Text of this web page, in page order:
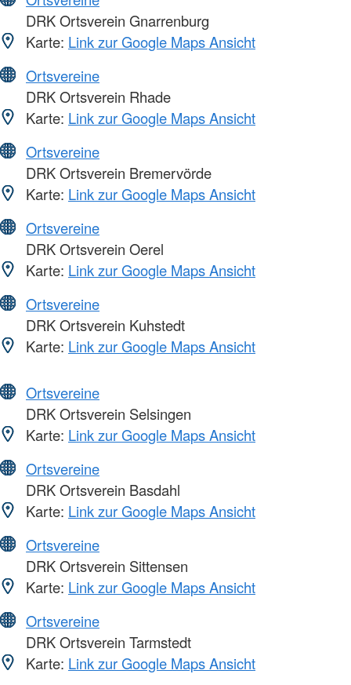
DRK Ortsverein Gnarrenburg
Karte: Link zur Google Maps Ansicht
Ortsvereine
DRK Ortsverein Rhade
Karte: Link zur Google Maps Ansicht
Ortsvereine
DRK Ortsverein Bremervörde
Karte: Link zur Google Maps Ansicht
Ortsvereine
DRK Ortsverein Oerel
Karte: Link zur Google Maps Ansicht
Ortsvereine
DRK Ortsverein Kuhstedt
Karte: Link zur Google Maps Ansicht
Ortsvereine
DRK Ortsverein Selsingen
Karte: Link zur Google Maps Ansicht
Ortsvereine
DRK Ortsverein Basdahl
Karte: Link zur Google Maps Ansicht
Ortsvereine
DRK Ortsverein Sittensen
Karte: Link zur Google Maps Ansicht
Ortsvereine
DRK Ortsverein Tarmstedt
Karte: Link zur Google Maps Ansicht